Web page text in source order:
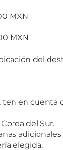
MXN
MXN
del
ten en cuenta
del Sur.
elegida.